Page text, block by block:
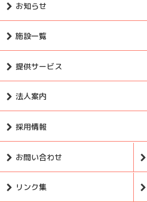
お知らせ
施設一覧
提供サービス
法人案内
採用情報
お問い合わせ
リンク集